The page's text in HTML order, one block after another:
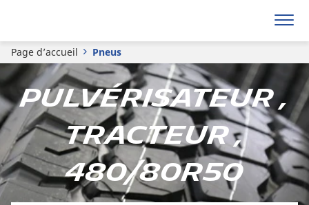
Page d’accueil Pneus
Pulvérisateur ,
Tracteur ,
480/80R50